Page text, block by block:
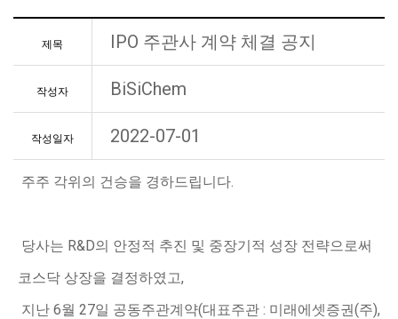
제목 IPO 주관사 계약 체결 공지
작성자 BiSiChem
작성일자 2022-07-01
주주 각위의 건승을 경하드립니다.
당사는 R&D의 안정적 추진 및 중장기적 성장 전략으로써
코스닥 상장을 결정하였고,
지난 6월 27일 공동주관계약(대표주관 : 미래에셋증권(주),